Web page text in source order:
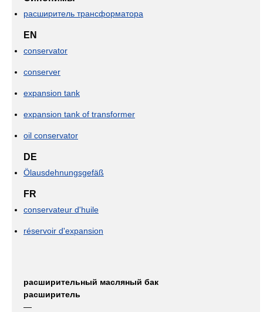
расширитель трансформатора
EN
conservator
conserver
expansion tank
expansion tank of transformer
oil conservator
DE
Ölausdehnungsgefäß
FR
conservateur d'huile
réservoir d'expansion
расширительный масляный бак
расширитель
—